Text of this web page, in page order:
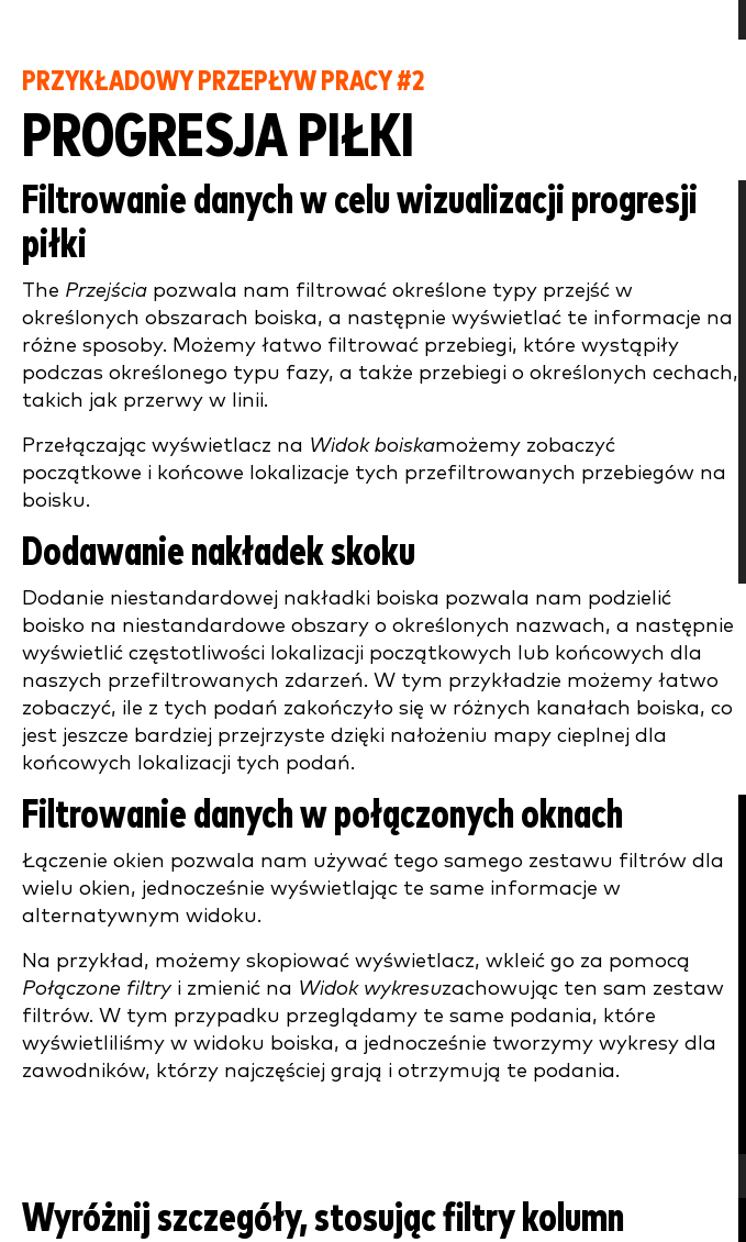
PRZYKŁADOWY PRZEPŁYW PRACY #2
PROGRESJA PIŁKI
Filtrowanie danych w celu wizualizacji progresji
piłki
The Przejścia pozwala nam filtrować określone typy przejść w
określonych obszarach boiska, a następnie wyświetlać te informacje na
różne sposoby. Możemy łatwo filtrować przebiegi, które wystąpiły
podczas określonego typu fazy, a także przebiegi o określonych cechach,
takich jak przerwy w linii.
Przełączając wyświetlacz na Widok boiskamożemy zobaczyć
początkowe i końcowe lokalizacje tych przefiltrowanych przebiegów na
boisku.
Dodawanie nakładek skoku
Dodanie niestandardowej nakładki boiska pozwala nam podzielić
boisko na niestandardowe obszary o określonych nazwach, a następnie
wyświetlić częstotliwości lokalizacji początkowych lub końcowych dla
naszych przefiltrowanych zdarzeń. W tym przykładzie możemy łatwo
zobaczyć, ile z tych podań zakończyło się w różnych kanałach boiska, co
jest jeszcze bardziej przejrzyste dzięki nałożeniu mapy cieplnej dla
końcowych lokalizacji tych podań.
Filtrowanie danych w połączonych oknach
Łączenie okien pozwala nam używać tego samego zestawu filtrów dla
wielu okien, jednocześnie wyświetlając te same informacje w
alternatywnym widoku.
Na przykład, możemy skopiować wyświetlacz, wkleić go za pomocą
Połączone filtry i zmienić na Widok wykresuzachowując ten sam zestaw
filtrów. W tym przypadku przeglądamy te same podania, które
wyświetliliśmy w widoku boiska, a jednocześnie tworzymy wykresy dla
zawodników, którzy najczęściej grają i otrzymują te podania.
Wyróżnij szczegóły, stosując filtry kolumn